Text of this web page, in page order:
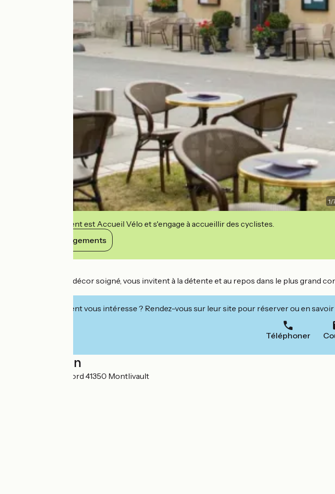
1/
Cet établissement est Accueil Vélo et s'engage à accueillir des cyclistes.
Voir ses engagements
Nos chambres au décor soigné, vous invitent à la détente et au repos dans le plus
Cet établissement vous intéresse ? Rendez-vous sur leur site pour réserver ou en savoir
Téléphoner
Localisation
25 Rue de Chambord 41350 Montlivault